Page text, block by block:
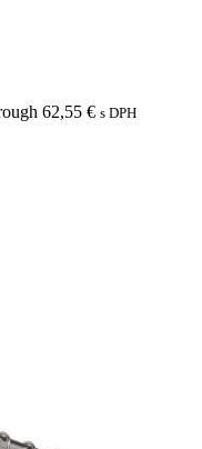
62,55 € s DPH